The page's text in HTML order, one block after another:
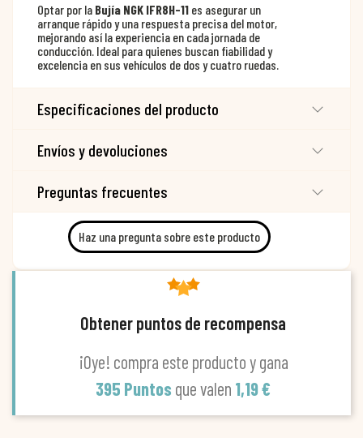
Optar por la Bujía NGK IFR8H-11 es asegurar un
arranque rápido y una respuesta precisa del motor,
mejorando así la experiencia en cada jornada de
conducción. Ideal para quienes buscan fiabilidad y
excelencia en sus vehículos de dos y cuatro ruedas.
Especificaciones del producto
Envíos y devoluciones
Preguntas frecuentes
Haz una pregunta sobre este producto
Obtener puntos de recompensa
¡Oye! compra este producto y gana
395 Puntos que valen 1,19 €